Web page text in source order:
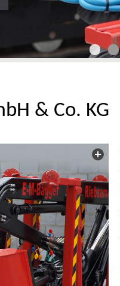
& Co. KG